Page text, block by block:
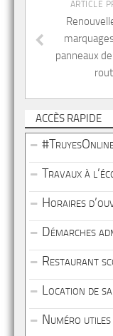
ARTICLE
panneaux
ACCÈS RAPIDE
Travaux à
Horaires
Démarches
Restaurant
Location de
Numéro utiles